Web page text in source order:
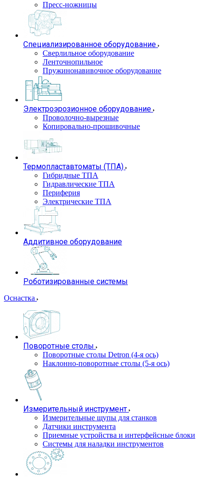
Пресс-ножницы
Специализированное оборудование
Сверлильное оборудование
Ленточнопильное
Пружинонавивочное оборудование
Электроэрозионное оборудование
Проволочно-вырезные
Копировально-прошивочные
Термопластавтоматы (ТПА)
Гибридные ТПА
Гидравлические ТПА
Периферия
Электрические ТПА
Аддитивное оборудование
Роботизированные системы
Оснастка
Поворотные столы
Поворотные столы Detron (4-я ось)
Наклонно-поворотные столы (5-я ось)
Измерительный инструмент
Измерительные щупы для станков
Датчики инструмента
Приемные устройства и интерфейсные блоки
Системы для наладки инструментов